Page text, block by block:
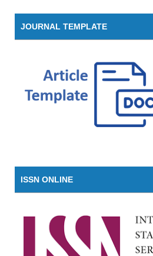
JOURNAL TEMPLATE
ISSN ONLINE